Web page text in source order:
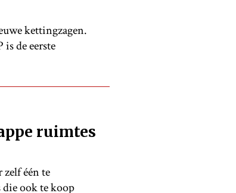
kettingzagen.
de eerste
ruimtes
één te
ook te koop